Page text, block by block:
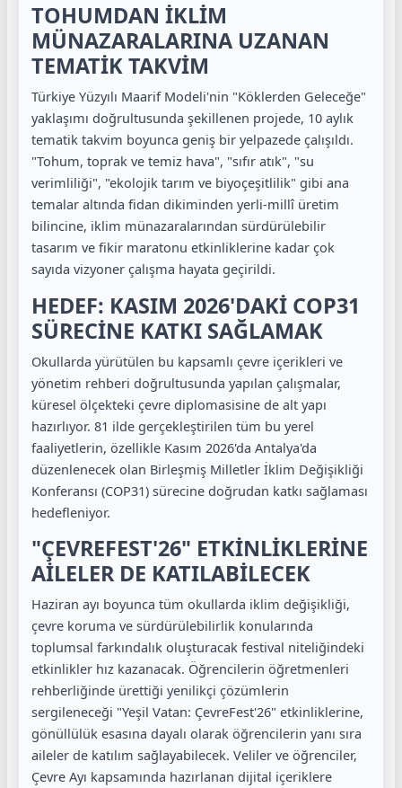
TOHUMDAN İKLİM
MÜNAZARALARINA UZANAN
TEMATİK TAKVİM
Türkiye Yüzyılı Maarif Modeli'nin "Köklerden Geleceğe"
yaklaşımı doğrultusunda şekillenen projede, 10 aylık
tematik takvim boyunca geniş bir yelpazede çalışıldı.
"Tohum, toprak ve temiz hava", "sıfır atık", "su
verimliliği", "ekolojik tarım ve biyoçeşitlilik" gibi ana
temalar altında fidan dikiminden yerli-millî üretim
bilincine, iklim münazaralarından sürdürülebilir
tasarım ve fikir maratonu etkinliklerine kadar çok
sayıda vizyoner çalışma hayata geçirildi.
HEDEF: KASIM 2026'DAKİ COP31
SÜRECİNE KATKI SAĞLAMAK
Okullarda yürütülen bu kapsamlı çevre içerikleri ve
yönetim rehberi doğrultusunda yapılan çalışmalar,
küresel ölçekteki çevre diplomasisine de alt yapı
hazırlıyor. 81 ilde gerçekleştirilen tüm bu yerel
faaliyetlerin, özellikle Kasım 2026'da Antalya'da
düzenlenecek olan Birleşmiş Milletler İklim Değişikliği
Konferansı (COP31) sürecine doğrudan katkı sağlaması
hedefleniyor.
"ÇEVREFEST'26" ETKİNLİKLERİNE
AİLELER DE KATILABİLECEK
Haziran ayı boyunca tüm okullarda iklim değişikliği,
çevre koruma ve sürdürülebilirlik konularında
toplumsal farkındalık oluşturacak festival niteliğindeki
etkinlikler hız kazanacak. Öğrencilerin öğretmenleri
rehberliğinde ürettiği yenilikçi çözümlerin
sergileneceği "Yeşil Vatan: ÇevreFest'26" etkinliklerine,
gönüllülük esasına dayalı olarak öğrencilerin yanı sıra
aileler de katılım sağlayabilecek. Veliler ve öğrenciler,
Çevre Ayı kapsamında hazırlanan dijital içeriklere